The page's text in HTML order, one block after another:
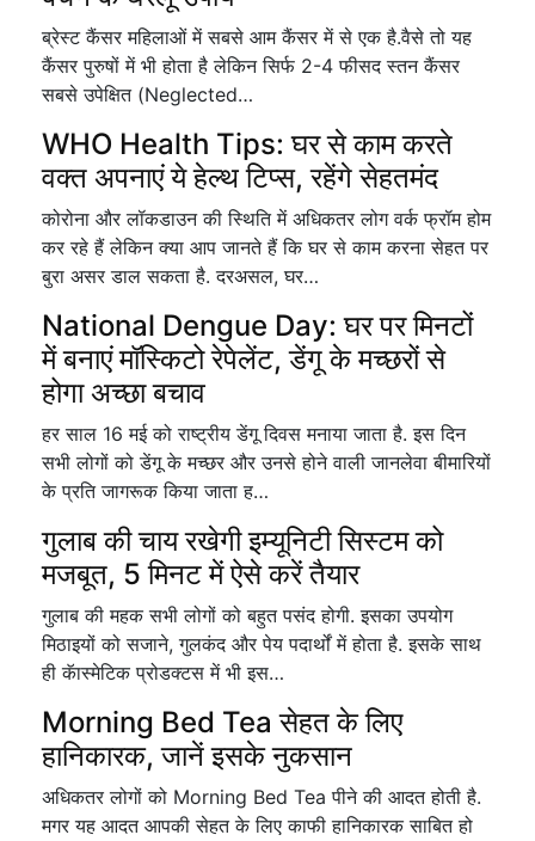
ब्रेस्ट कैंसर महिलाओं में सबसे आम कैंसर में से एक है.वैसे तो यह
कैंसर पुरुषों में भी होता है लेकिन सिर्फ 2-4 फीसद स्तन कैंसर
सबसे उपेक्षित (Neglected…
WHO Health Tips: घर से काम करते
वक्त अपनाएं ये हेल्थ टिप्स, रहेंगे सेहतमंद
कोरोना और लॉकडाउन की स्थिति में अधिकतर लोग वर्क फ्रॉम होम
कर रहे हैं लेकिन क्या आप जानते हैं कि घर से काम करना सेहत पर
बुरा असर डाल सकता है. दरअसल, घर…
National Dengue Day: घर पर मिनटों
में बनाएं मॉस्किटो रेपेलेंट, डेंगू के मच्छरों से
होगा अच्छा बचाव
हर साल 16 मई को राष्ट्रीय डेंगू दिवस मनाया जाता है. इस दिन
सभी लोगों को डेंगू के मच्छर और उनसे होने वाली जानलेवा बीमारियों
के प्रति जागरूक किया जाता ह…
गुलाब की चाय रखेगी इम्यूनिटी सिस्टम को
मजबूत, 5 मिनट में ऐसे करें तैयार
गुलाब की महक सभी लोगों को बहुत पसंद होगी. इसका उपयोग
मिठाइयों को सजाने, गुलकंद और पेय पदार्थों में होता है. इसके साथ
ही कॅास्मेटिक प्रोडक्टस में भी इस…
Morning Bed Tea सेहत के लिए
हानिकारक, जानें इसके नुकसान
अधिकतर लोगों को Morning Bed Tea पीने की आदत होती है.
मगर यह आदत आपकी सेहत के लिए काफी हानिकारक साबित हो